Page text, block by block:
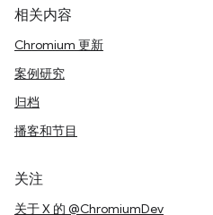
相关内容
Chromium 更新
案例研究
归档
播客和节目
关注
关于 X 的 @ChromiumDev